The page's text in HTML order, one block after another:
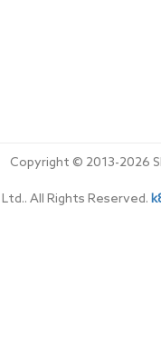
Copyright © 2013-2026
Ltd.. All Rights Reserved.